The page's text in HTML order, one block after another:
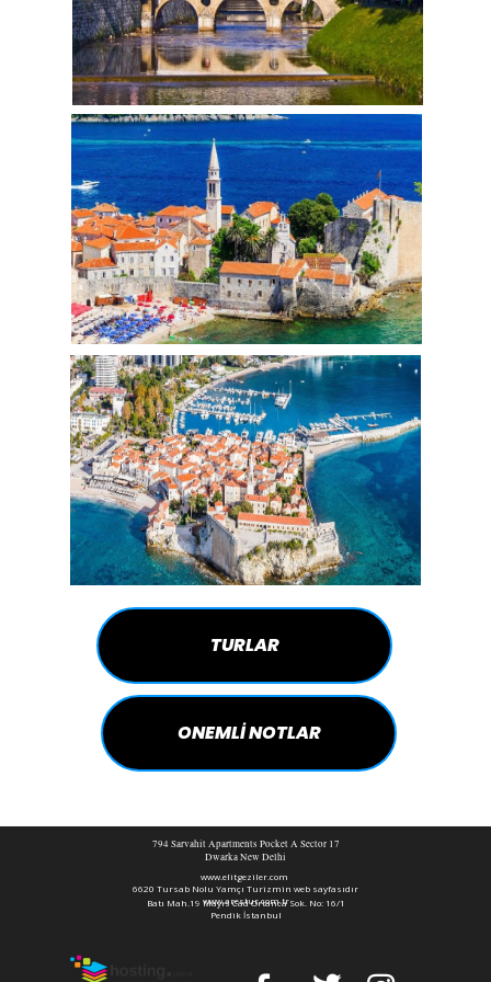
TURLAR
Seyahat Sağlık Sigortası
Yurt dışı çıkış harcı bedeli
Müze ve ören yerleri girişleri,
Rehber ve şoför tipleri
ONEMLİ NOTLAR
Batı Mah.19 Mayıs Cad Ortanca Sok. No: 16/1
Pendik İstanbul
www.elitgeziler.com
6620 Tursab Nolu Yamçı Turizmin web sayfasıdır
www.arestur.com.tr
794 Sarvahit Apartments Pocket A Sector 17
Dwarka New Delhi